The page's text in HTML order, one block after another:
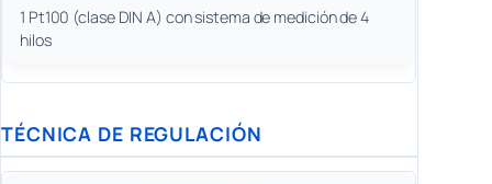
1 Pt100 (clase DIN A) con sistema de medición de 4
hilos
TÉCNICA DE REGULACIÓN